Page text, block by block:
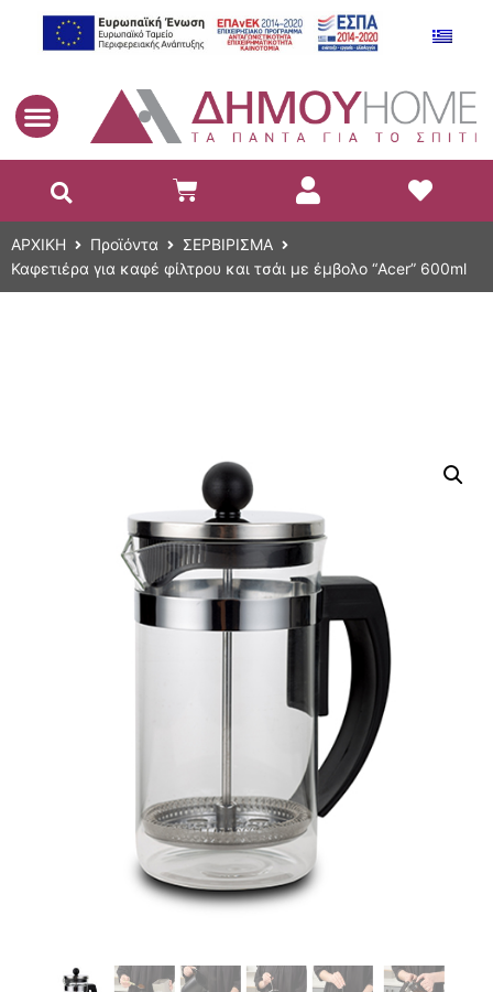
ΑΡΧΙΚΗ Προϊόντα
ΣΕΡΒΙΡΙΣΜΑ
Καφετιέρα για καφέ φίλτρου και τσάι με έμβολο “Acer” 600ml